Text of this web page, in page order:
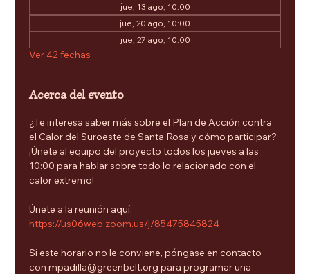
jue, 13 ago, 10:00
jue, 20 ago, 10:00
jue, 27 ago, 10:00
Ver 42 fechas
Acerca del evento
¿Te interesa saber más sobre el Plan de Acción contra
el Calor del Suroeste de Santa Rosa y cómo participar?
¡Únete al equipo del proyecto todos los jueves a las
10:00 para hablar sobre todo lo relacionado con el
calor extremo!
Únete a la reunión aquí:
https://us06web.zoom.us/j/85475845824
Si este horario no le conviene, póngase en contacto
con mpadilla@greenbelt.org para programar una